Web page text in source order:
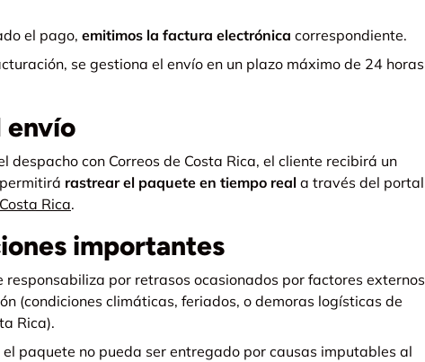
el pago, emitimos la factura electrónica correspondiente.
se gestiona el envío en un plazo máximo de 24 horas
envío
despacho con Correos de Costa Rica, el cliente recibirá un
rastrear el paquete en tiempo real a través del portal
Rica.
importantes
responsabiliza por retrasos ocasionados por factores externos
(condiciones climáticas, feriados, o demoras logísticas de
Rica).
el paquete no pueda ser entregado por causas imputables al